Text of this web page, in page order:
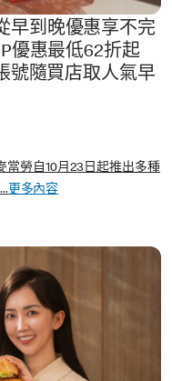
早到晚優惠享不完
優惠最低62折起
號隨買店取人氣早
當勞自10月23日起推出多種
更多內容